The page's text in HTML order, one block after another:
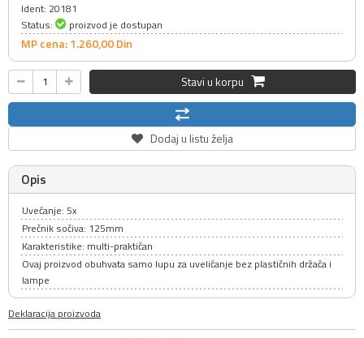
Ident: 20181
Status:
proizvod je dostupan
MP cena: 1.260,00Din
Stavi u korpu
Dodaj u listu želja
Opis
Uvećanje: 5x
Prečnik sočiva: 125mm
Karakteristike: multi-praktičan
Ovaj proizvod obuhvata samo lupu za uveličanje bez plastičnih držača i
lampe
Deklaracija proizvoda